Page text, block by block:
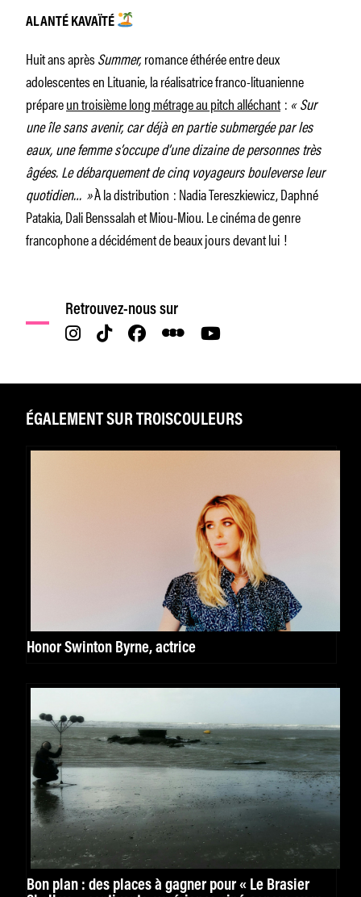
ALANTÉ KAVAÏTÉ
Huit ans aprèsSummer,romance éthérée entre deux
adolescentes en Lituanie, la réalisatrice franco-lituanienne
prépareun troisième long métrage au pitch alléchant: « Sur
une île sans avenir, car déjà en partie submergée par les
eaux, une femme s’occupe d’une dizaine de personnes très
âgées. Le débarquement de cinq voyageurs bouleverse leur
quotidien… »À la distribution : Nadia Tereszkiewicz, Daphné
Patakia, Dali Benssalah et Miou-Miou. Le cinéma de genre
francophone a décidément de beaux jours devant lui !
Retrouvez-nous sur
ÉGALEMENT SUR TROISCOULEURS
Honor Swinton Byrne, actrice
Bon plan : des places à gagner pour « Le Brasier